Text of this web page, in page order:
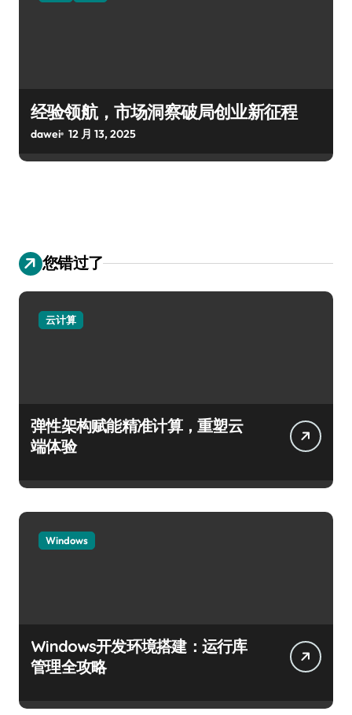
经验领航，市场洞察破局创业新征程
dawei 12 月 13, 2025
您错过了
云计算
弹性架构赋能精准计算，重塑云
端体验
Windows
Windows开发环境搭建：运行库
管理全攻略